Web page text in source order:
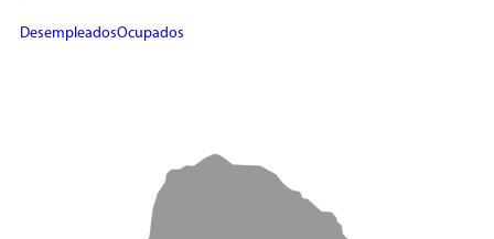
DesempleadosOcupados